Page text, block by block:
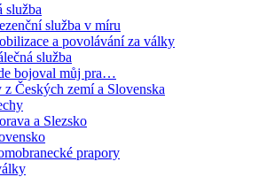
služba
služba v míru
a povolávání za války
služba
bojoval můj pra…
z Českých zemí a Slovenska
a Slezsko
prapory